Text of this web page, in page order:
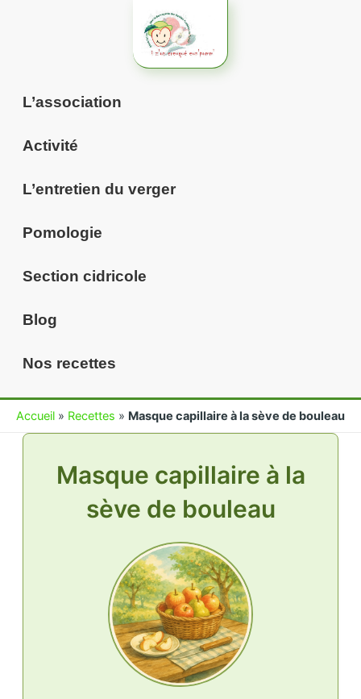
L’association
Activité
L’entretien du verger
Pomologie
Section cidricole
Blog
Nos recettes
Accueil » Recettes » Masque capillaire à la sève de bouleau
Masque capillaire à la
sève de bouleau